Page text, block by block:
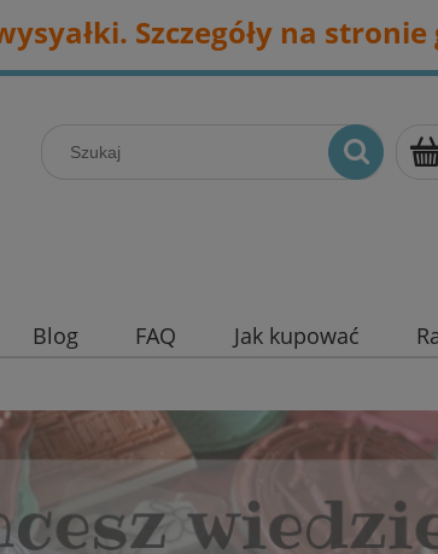
Szczegóły na stronie
Blog FAQ Jak kupować